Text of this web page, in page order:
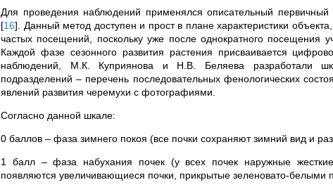
Для проведения наблюдений применялся описательный
[16] . Данный метод доступен и прост в плане характеристики
частых посещений, поскольку уже после однократного посещения
Каждой фазе сезонного развития растения присваивается
наблюдений, М.К. Куприянова и Н.В. Беляева разработали
подразделений – перечень последовательных фенологических
явлений развития черемухи с фотографиями.
Согласно данной шкале:
0 баллов – фаза зимнего покоя (все почки сохраняют зимний вид и
1 балл – фаза набухания почек (у всех почек наружные
появляются увеличивающиеся почки, прикрытые зеленовато-белыми